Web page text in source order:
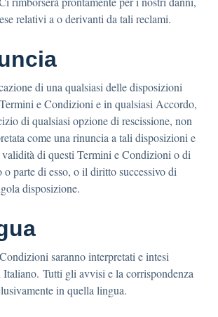
relativi a o derivanti da tali reclami.
di una qualsiasi delle disposizioni
e Condizioni e in qualsiasi Accordo,
di qualsiasi opzione di rescissione, non
come una rinuncia a tali disposizioni e
di questi Termini e Condizioni o di
parte di esso, o il diritto successivo di
disposizione.
saranno interpretati e intesi
Italiano. Tutti gli avvisi e la corrispondenza
in quella lingua.